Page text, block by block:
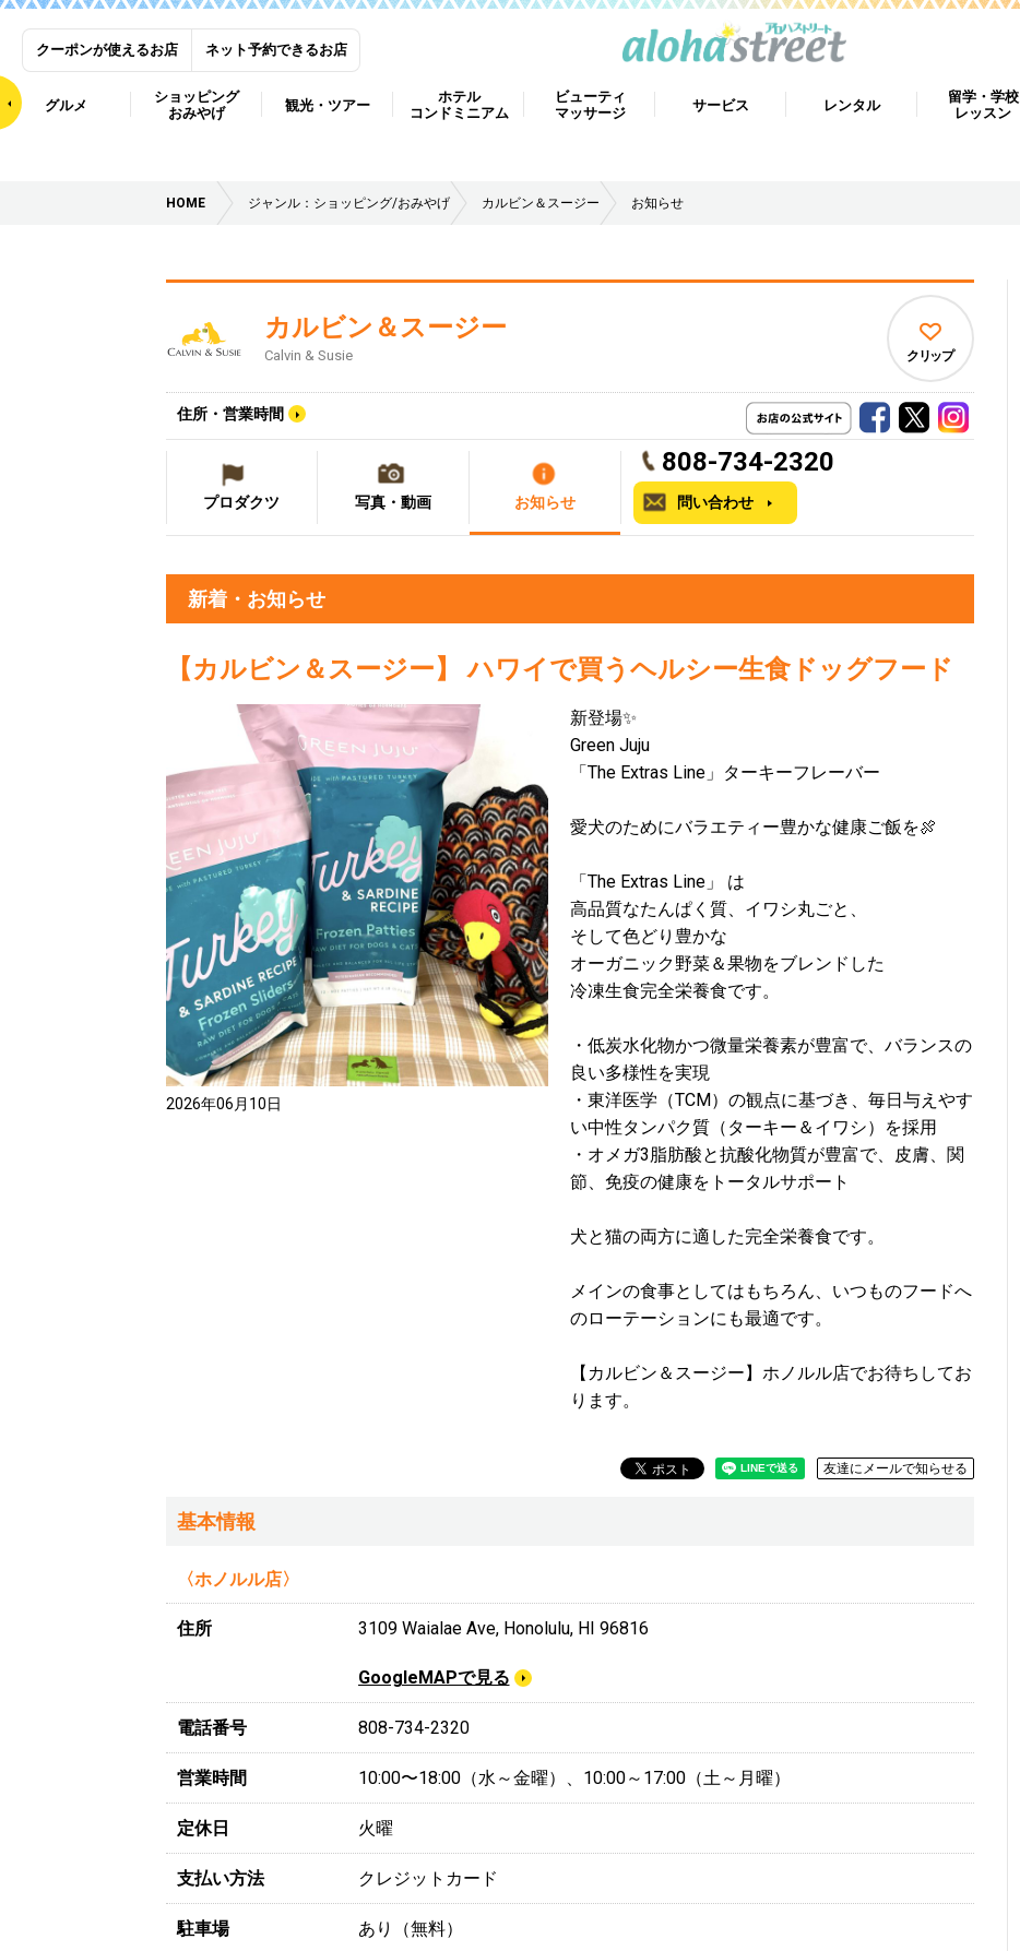
クーポンが使えるお店 ネット予約できるお店
グルメ
ショッピング
おみやげ
観光・ツアー
ホテル
コンドミニアム
ビューティ
マッサージ
サービス レンタル
留学・学校
レッスン
HOME ジャンル：ショッピング/おみやげ カルビン＆スージー お知らせ
カルビン＆スージー
Calvin & Susie
住所・営業時間
クリップ
プロダクツ 写真・動画 お知らせ
808-734-2320
問い合わせ
新着・お知らせ
【カルビン＆スージー】 ハワイで買うヘルシー生食ドッグフード
2026年06月10日
新登場✨
Green Juju
「The Extras Line」ターキーフレーバー
愛犬のためにバラエティー豊かな健康ご飯を🍖
「The Extras Line」 は
高品質なたんぱく質、イワシ丸ごと、
そして色どり豊かな
オーガニック野菜＆果物をブレンドした
冷凍生食完全栄養食です。
・低炭水化物かつ微量栄養素が豊富で、バランスの
良い多様性を実現
・東洋医学（TCM）の観点に基づき、毎日与えやす
い中性タンパク質（ターキー＆イワシ）を採用
・オメガ3脂肪酸と抗酸化物質が豊富で、皮膚、関
節、免疫の健康をトータルサポート
犬と猫の両方に適した完全栄養食です。
メインの食事としてはもちろん、いつものフードへ
のローテーションにも最適です。
【カルビン＆スージー】ホノルル店でお待ちしてお
ります。
友達にメールで知らせる
基本情報
〈ホノルル店〉
住所 3109 Waialae Ave, Honolulu, HI 96816
GoogleMAPで見る
電話番号 808-734-2320
営業時間 10:00〜18:00（水～金曜）、10:00～17:00（土～月曜）
定休日 火曜
支払い方法 クレジットカード
駐車場 あり（無料）